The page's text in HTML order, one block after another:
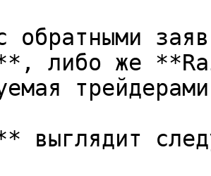
обратными
либо же
выглядит